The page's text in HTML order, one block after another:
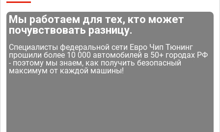
Мы работаем для тех, кто может
почувствовать разницу.
Специалисты федеральной сети Евро Чип Тюнинг
прошили более 10 000 автомобилей в 50+ городах РФ
- поэтому мы знаем, как получить безопасный
максимум от каждой машины!